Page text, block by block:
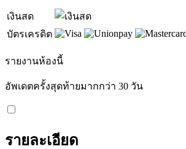
เงินสด
บัตรเครดิต
รายงานห้องนี้
อัพเดตครั้งสุดท้ายมากกว่า 30 วัน
รายละเอียด